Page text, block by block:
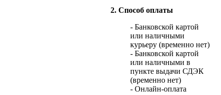
2. Способ оплаты
- Банковской картой
или наличными
курьеру (временно нет)
- Банковской картой
или наличными в
пункте выдачи СДЭК
(временно нет)
- Онлайн-оплата